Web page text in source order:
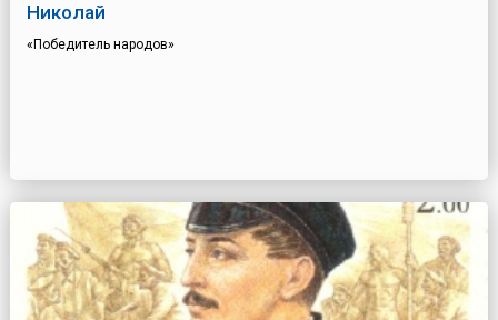
Николай
«Победитель народов»